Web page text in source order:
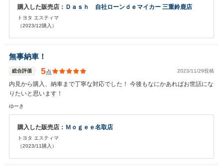
購入した販売店： Ｄａｓｈ 自社ローンｄｅマイカー 三重鈴鹿店
トヨタ エスティマ
（2023/12購入）
無事納車！
総合評価 5点 2023/11/29投稿
内見から購入、納車まで丁寧な対応でした！ 今後もなにかあればお世話にな
りたいと思います！
ゆーき
購入した販売店： Ｍｏｇｅｅ名取店
トヨタ エスティマ
（2023/11購入）